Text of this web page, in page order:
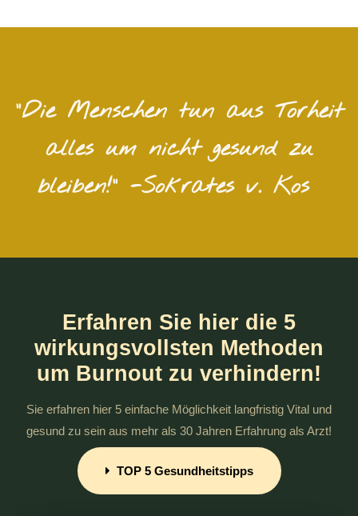
"Die Menschen tun aus Torheit
alles um nicht gesund zu
bleiben!" -Sokrates v. Kos
Erfahren Sie hier die 5
wirkungsvollsten Methoden
um Burnout zu verhindern!
Sie erfahren hier 5 einfache Möglichkeit langfristig Vital und
gesund zu sein aus mehr als 30 Jahren Erfahrung als Arzt!
TOP 5 Gesundheitstipps